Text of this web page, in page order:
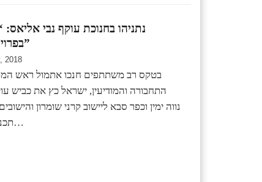
נתניהו בחנוכת עוקף נבי אליאס:
בפרוייקטים ביהודה ושומרון”
2018
בטקס רב משתתפים חנכו אתמול ראש
התחבורה והמודיעין, ישראל כץ את כביש
נווה ימין וכפר סבא ליישוב קרני שומרון
תכנית חומש לפיתוח תשתית…